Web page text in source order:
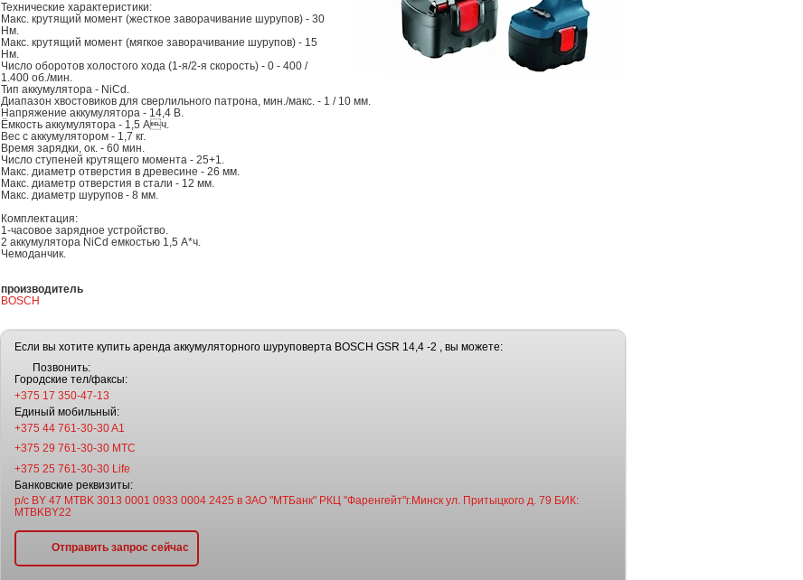
Технические характеристики:
Макс. крутящий момент (жесткое заворачивание шурупов) - 30
Нм.
Макс. крутящий момент (мягкое заворачивание шурупов) - 15
Нм.
Число оборотов холостого хода (1-я/2-я скорость) - 0 - 400 /
1.400 об./мин.
Тип аккумулятора - NiCd.
Диапазон хвостовиков для сверлильного патрона, мин./макс. - 1 / 10 мм.
Напряжение аккумулятора - 14,4 В.
Ёмкость аккумулятора - 1,5 Ач.
Вес с аккумулятором - 1,7 кг.
Время зарядки, ок. - 60 мин.
Число ступеней крутящего момента - 25+1.
Макс. диаметр отверстия в древесине - 26 мм.
Макс. диаметр отверстия в стали - 12 мм.
Макс. диаметр шурупов - 8 мм.
Комплектация:
1-часовое зарядное устройство.
2 аккумулятора NiCd емкостью 1,5 А*ч.
Чемоданчик.
производитель
BOSCH
Если вы хотите купить аренда аккумуляторного шуруповерта BOSCH GSR 14,4 -2 , вы можете:
Позвонить:
Городские тел/факсы:
+375 17 350-47-13
Единый мобильный:
+375 44 761-30-30 A1
+375 29 761-30-30 МТС
+375 25 761-30-30 Life
Банковские реквизиты:
р/с BY 47 MTBK 3013 0001 0933 0004 2425 в ЗАО "МТБанк" РКЦ "Фаренгейт"г.Минск ул. Притыцкого д. 79 БИК:
MTBKBY22
Отправить запрос сейчас